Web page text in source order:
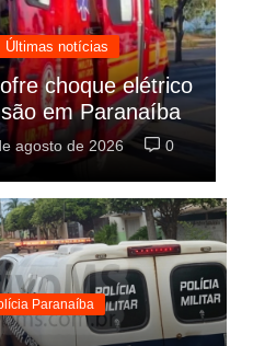
Últimas notícias
choque elétrico
em Paranaíba
agosto de 2026 0
Paranaíba